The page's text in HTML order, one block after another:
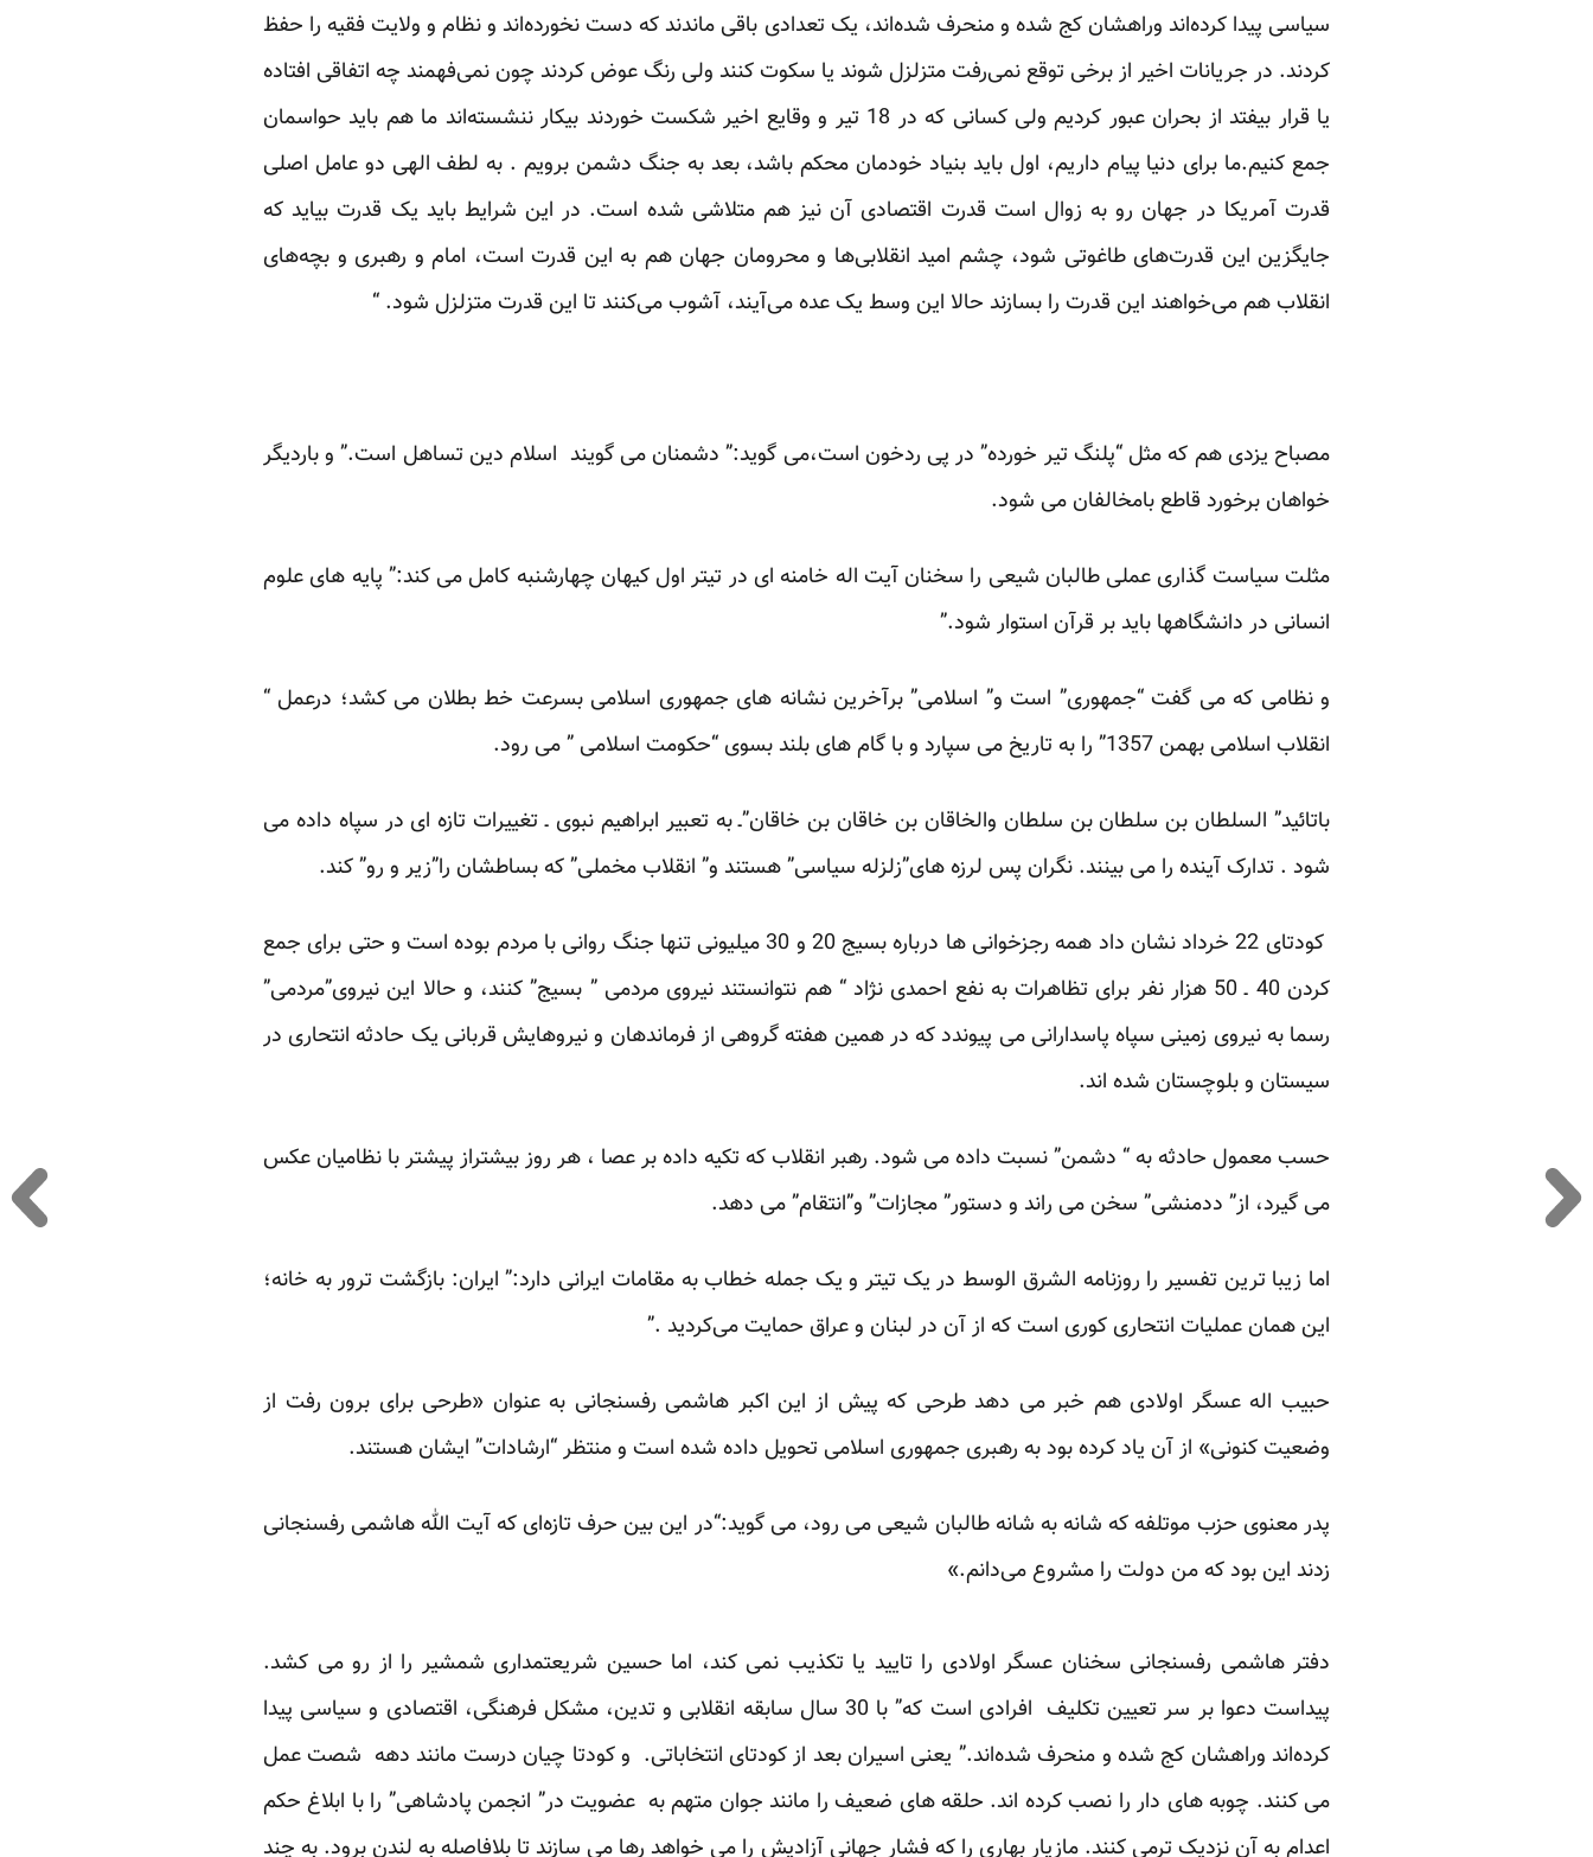
سیاسی پیدا کرده‌اند وراهشان کج شده و منحرف شده‌اند، یک تعدادی باقی ماندند که دست نخورده‌اند و نظام و ولایت فقیه را حفظ
کردند. در جریانات اخیر از برخی توقع نمی‌رفت متزلزل شوند یا سکوت کنند ولی رنگ عوض کردند چون نمی‌فهمند چه اتفاقی افتاده
یا قرار بیفتد از بحران عبور کردیم ولی کسانی که در 18 تیر و وقایع اخیر شکست خوردند بیکار ننشسته‌اند ما هم باید حواسمان
جمع کنیم.ما برای دنیا پیام داریم، اول باید بنیاد خودمان محکم باشد، بعد به جنگ دشمن برویم . به لطف الهی دو عامل اصلی
قدرت آمریکا در جهان رو به زوال است قدرت اقتصادی آن نیز هم متلاشی شده است. در این شرایط باید یک قدرت بیاید که
جایگزین این قدرت‌های طاغوتی شود، چشم امید انقلابی‌ها و محرومان جهان هم به این قدرت است، امام و رهبری و بچه‌های
انقلاب هم می‌خواهند این قدرت را بسازند حالا این وسط یک عده می‌آیند، آشوب می‌کنند تا این قدرت متزلزل شود. “
مصباح یزدی هم که مثل “پلنگ تیر خورده” در پی ردخون است،می گوید:” دشمنان می گویند اسلام دین تساهل است.” و باردیگر
خواهان برخورد قاطع بامخالفان می شود.
مثلت سیاست گذاری عملی طالبان شیعی را سخنان آیت اله خامنه ای در تیتر اول کیهان چهارشنبه کامل می کند:” پایه های علوم
انسانی در دانشگاهها باید بر قرآن استوار شود.”
و نظامی که می گفت “جمهوری” است و” اسلامی” برآخرین نشانه های جمهوری اسلامی بسرعت خط بطلان می کشد؛ درعمل “
انقلاب اسلامی بهمن 1357” را به تاریخ می سپارد و با گام های بلند بسوی “حکومت اسلامی ” می رود.
باتائید” السلطان بن سلطان بن سلطان والخاقان بن خاقان بن خاقان”ـ به تعبیر ابراهیم نبوی ـ تغییرات تازه ای در سپاه داده می
شود . تدارک آینده را می بینند. نگران پس لرزه های”زلزله سیاسی” هستند و” انقلاب مخملی” که بساطشان را”زیر و رو” کند.
کودتای 22 خرداد نشان داد همه رجزخوانی ها درباره بسیج 20 و 30 میلیونی تنها جنگ روانی با مردم بوده است و حتی برای جمع
کردن 40 ـ 50 هزار نفر برای تظاهرات به نفع احمدی نژاد “ هم نتوانستند نیروی مردمی ” بسیج” کنند، و حالا این نیروی”مردمی”
رسما به نیروی زمینی سپاه پاسدارانی می پیوندد که در همین هفته گروهی از فرماندهان و نیروهایش قربانی یک حادثه انتحاری در
سیستان و بلوچستان شده اند.
حسب معمول حادثه به “ دشمن” نسبت داده می شود. رهبر انقلاب که تکیه داده بر عصا ، هر روز بیشتراز پیشتر با نظامیان عکس
می گیرد، از” ددمنشی” سخن می راند و دستور” مجازات” و”انتقام” می دهد.
اما زیبا ترین تفسیر را روزنامه الشرق الوسط در یک تیتر و یک جمله خطاب به مقامات ایرانی دارد:” ایران: بازگشت ترور به خانه؛
این همان عملیات انتحاری کوری است که از آن در لبنان و عراق حمایت می‌کردید .”
حبیب اله عسگر اولادی هم خبر می دهد طرحی که پیش از این اکبر هاشمی رفسنجانی به عنوان «طرحی برای برون رفت از
وضعیت کنونی» از آن یاد کرده بود به رهبری جمهوری اسلامی تحویل داده شده است و منتظر “ارشادات” ایشان هستند.
پدر معنوی حزب موتلفه که شانه به شانه طالبان شیعی می رود، می گوید:“در این بین حرف تازه‌ای که آیت ‌الله هاشمی رفسنجانی
زدند این بود که من دولت را مشروع می‌دانم.»
دفتر هاشمی رفسنجانی سخنان عسگر اولادی را تایید یا تکذیب نمی کند، اما حسین شریعتمداری شمشیر را از رو می کشد.
پیداست دعوا بر سر تعیین تکلیف افرادی است که” با 30 سال سابقه انقلابی و تدین، مشکل فرهنگی، اقتصادی و سیاسی پیدا
کرده‌اند وراهشان کج شده و منحرف شده‌اند.” یعنی اسیران بعد از کودتای انتخاباتی. و کودتا چیان درست مانند دهه شصت عمل
می کنند. چوبه های دار را نصب کرده اند. حلقه های ضعیف را مانند جوان متهم به عضویت در” انجمن پادشاهی” را با ابلاغ حکم
اعدام به آن نزدیک ترمی کنند. مازیار بهاری را که فشار جهانی آزادیش را می خواهد رها می سازند تا بلافاصله به لندن برود. به چند